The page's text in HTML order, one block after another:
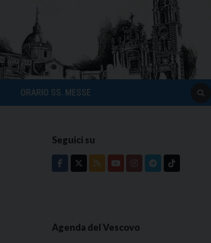
ORARIO SS. MESSE
Seguici su
Agenda del Vescovo